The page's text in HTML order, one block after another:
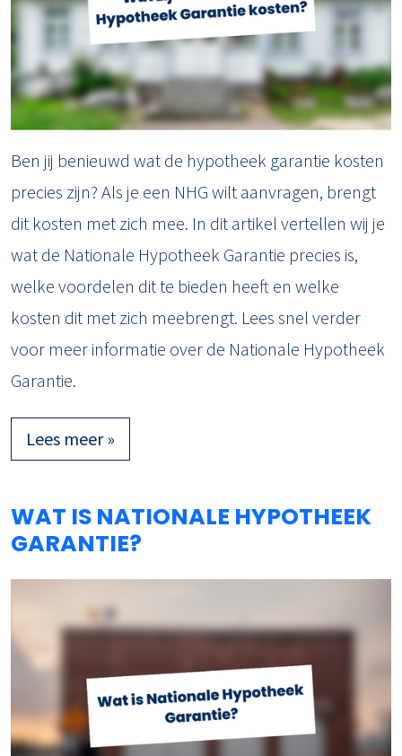
Ben jij benieuwd wat de hypotheek garantie kosten
precies zijn? Als je een NHG wilt aanvragen, brengt
dit kosten met zich mee. In dit artikel vertellen wij je
wat de Nationale Hypotheek Garantie precies is,
welke voordelen dit te bieden heeft en welke
kosten dit met zich meebrengt. Lees snel verder
voor meer informatie over de Nationale Hypotheek
Garantie.
Lees meer »
WAT IS NATIONALE HYPOTHEEK
GARANTIE?